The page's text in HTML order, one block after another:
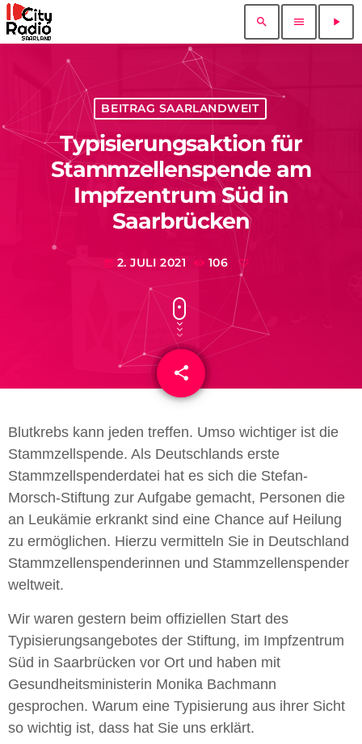
search menu play_arrow
BEITRAG SAARLANDWEIT
Typisierungsaktion für
Stammzellenspende am
Impfzentrum Süd in
Saarbrücken
today 2. JULI 2021 106
share
email
Blutkrebs kann jeden treffen. Umso wichtiger ist die
Stammzellspende. Als Deutschlands erste
Stammzellspenderdatei hat es sich die Stefan-
Morsch-Stiftung zur Aufgabe gemacht, Personen die
an Leukämie erkrankt sind eine Chance auf Heilung
zu ermöglichen. Hierzu vermitteln Sie in Deutschland
Stammzellenspenderinnen und Stammzellenspender
weltweit.
Wir waren gestern beim offiziellen Start des
Typisierungsangebotes der Stiftung, im Impfzentrum
Süd in Saarbrücken vor Ort und haben mit
Gesundheitsministerin Monika Bachmann
gesprochen. Warum eine Typisierung aus ihrer Sicht
so wichtig ist, dass hat Sie uns erklärt.